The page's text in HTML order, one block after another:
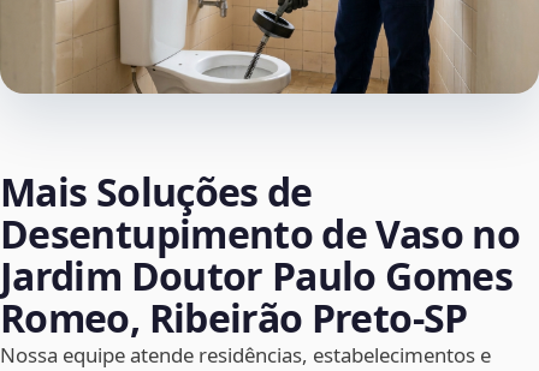
Mais Soluções de
Desentupimento de Vaso no
Jardim Doutor Paulo Gomes
Romeo, Ribeirão Preto‑SP
Nossa equipe atende residências, estabelecimentos e